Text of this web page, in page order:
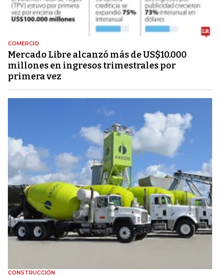
COMERCIO
Mercado Libre alcanzó más de US$10.000
millones en ingresos trimestrales por
primera vez
CONSTRUCCIÓN